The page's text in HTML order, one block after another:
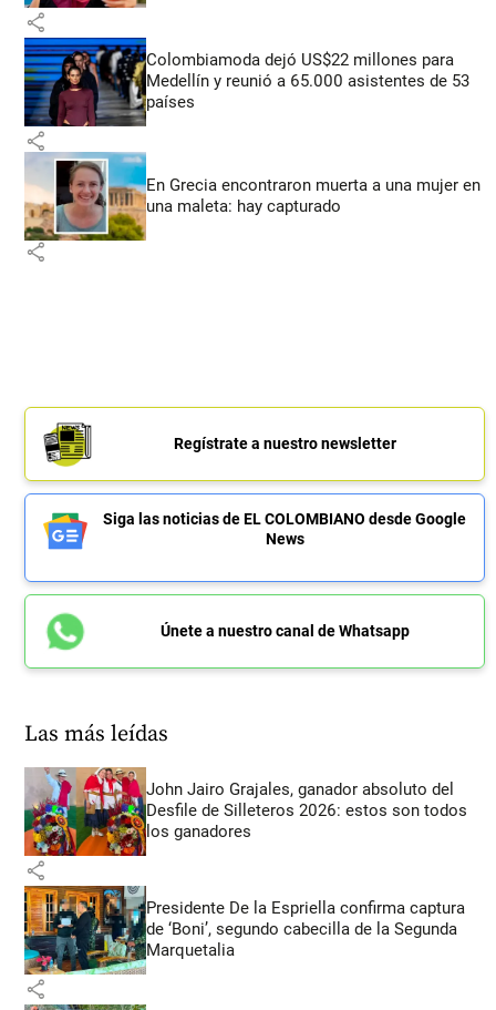
share
Colombiamoda dejó US$22 millones para
Medellín y reunió a 65.000 asistentes de 53
países
share
En Grecia encontraron muerta a una mujer en
una maleta: hay capturado
share
Regístrate a nuestro newsletter
Siga las noticias de EL COLOMBIANO desde Google
News
Únete a nuestro canal de Whatsapp
Las más leídas
John Jairo Grajales, ganador absoluto del
Desfile de Silleteros 2026: estos son todos
los ganadores
share
Presidente De la Espriella confirma captura
de ‘Boni’, segundo cabecilla de la Segunda
Marquetalia
share